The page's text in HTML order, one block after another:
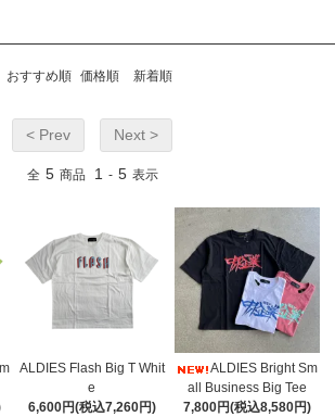
おすすめ順 価格順 新着順
< Prev Next >
全 5 商品 1 - 5 表示
ALDIES Flash Big T Whit
e
6,600円(税込7,260円)
ALDIES Bright Sm
all Business Big Tee
7,800円(税込8,580円)